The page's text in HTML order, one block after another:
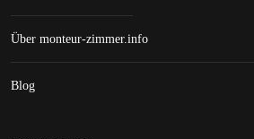
Über monteur-zimmer.info
Blog